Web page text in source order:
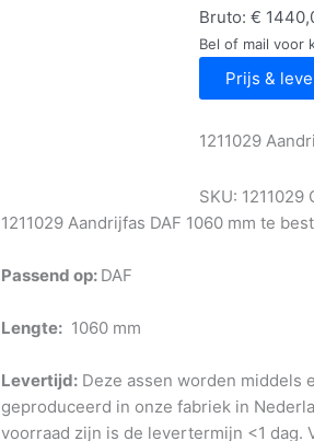
Bruto: €
Bel of mail voor
Prijs &
1211029
SKU: 1211029
1211029 Aandrijfas DAF 1060 mm te
Passend op: DAF
Lengte: 1060 mm
Levertijd: Deze assen worden middels
geproduceerd in onze fabriek in
voorraad zijn is de levertermijn <1 dag.